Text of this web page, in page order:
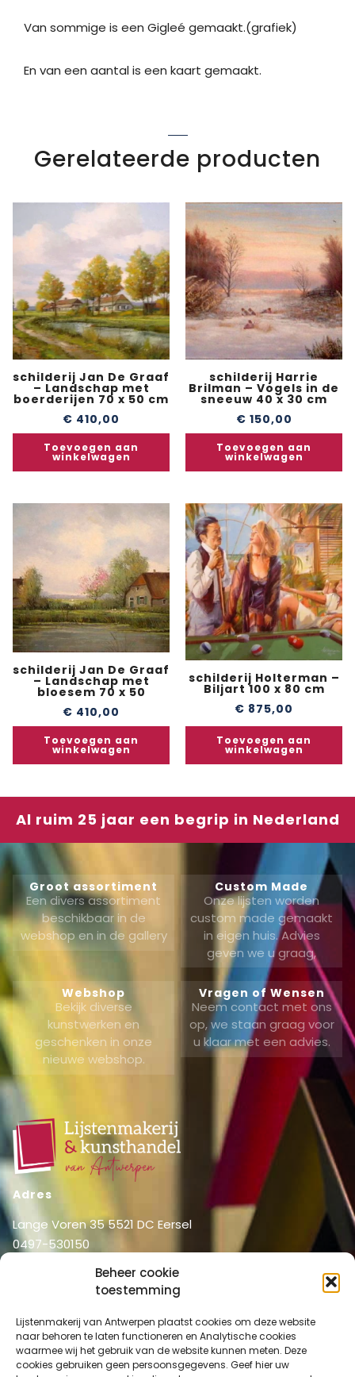
Beheer cookie
toestemming
Lijstenmakerij van Antwerpen plaatst cookies om deze website
naar behoren te laten functioneren en Analytische cookies
waarmee wij het gebruik van de website kunnen meten. Deze
cookies gebruiken geen persoonsgegevens. Geef hier uw
Van sommige is een Gigleé gemaakt.(grafiek)
En van een aantal is een kaart gemaakt.
Gerelateerde producten
schilderij Jan De Graaf
– Landschap met
boerderijen 70 x 50 cm
€ 410,00
Toevoegen aan
winkelwagen
schilderij Harrie
Brilman – Vogels in de
sneeuw 40 x 30 cm
€ 150,00
Toevoegen aan
winkelwagen
schilderij Jan De Graaf
– Landschap met
bloesem 70 x 50
€ 410,00
Toevoegen aan
winkelwagen
schilderij Holterman –
Biljart 100 x 80 cm
€ 875,00
Toevoegen aan
winkelwagen
Al ruim 25 jaar een begrip in Nederland
Groot assortiment
Een divers assortiment
beschikbaar in de
webshop en in de gallery
Custom Made
Onze lijsten worden
custom made gemaakt
in eigen huis. Advies
geven we u graag,
Webshop
Bekijk diverse
kunstwerken en
geschenken in onze
nieuwe webshop.
Vragen of Wensen
Neem contact met ons
op, we staan graag voor
u klaar met een advies.
Adres
Lange Voren 35 5521 DC Eersel
0497-530150
info@lijstenmakerij vanantwerpen.nl
Home
Over ons
Shop
Shop